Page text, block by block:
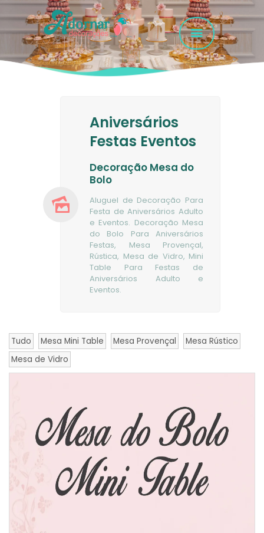
SERVIÇOS
EMPRESA
CONTATO
Aniversários
Festas Eventos
Decoração Mesa do
Bolo
Aluguel de Decoração Para
Festa de Aniversários Adulto
e Eventos. Decoração Mesa
do Bolo Para Aniversários
Festas, Mesa Provençal,
Rústica, Mesa de Vidro, Mini
Table Para Festas de
Aniversários Adulto e
Eventos.
Tudo Mesa Mini Table Mesa Provençal
Mesa Rústico
Mesa de Vidro